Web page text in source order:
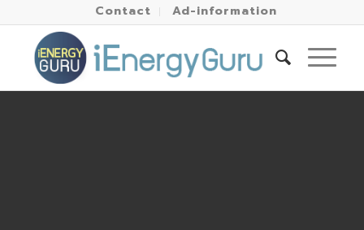
Contact Ad-information